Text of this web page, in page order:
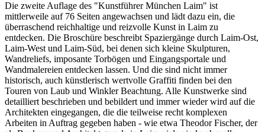
Die zweite Auflage des "Kunstführer München Laim" ist
mittlerweile auf 76 Seiten angewachsen und lädt dazu ein, die
überraschend reichhaltige und reizvolle Kunst in Laim zu
entdecken. Die Broschüre beschreibt Spaziergänge durch Laim-Ost,
Laim-West und Laim-Süd, bei denen sich kleine Skulpturen,
Wandreliefs, imposante Torbögen und Eingangsportale und
Wandmalereien entdecken lassen. Und die sind nicht immer
historisch, auch künstlerisch wertvolle Graffiti finden bei den
Touren von Laub und Winkler Beachtung. Alle Kunstwerke sind
detailliert beschrieben und bebildert und immer wieder wird auf die
Architekten eingegangen, die die teilweise recht komplexen
Arbeiten in Auftrag gegeben haben - wie etwa Theodor Fischer, der